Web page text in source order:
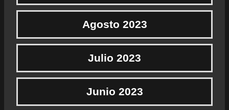
Agosto 2023
Julio 2023
Junio 2023